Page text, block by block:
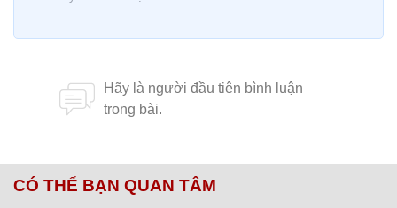
CÓ THỂ BẠN QUAN TÂM